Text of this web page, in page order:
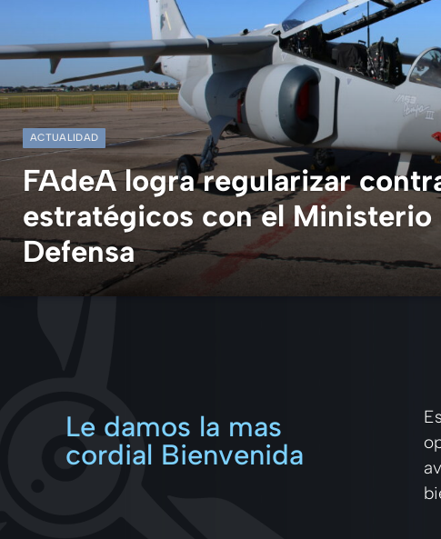
ACTUALIDAD
FAdeA logra regularizar
estratégicos con el Ministerio
Defensa
18 mayo, 2026
Le damos la mas
cordial Bienvenida